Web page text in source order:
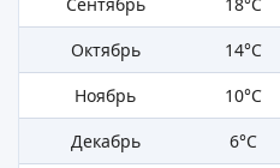
Октябрь
14°C
Ноябрь
10°C
Декабрь
6°C